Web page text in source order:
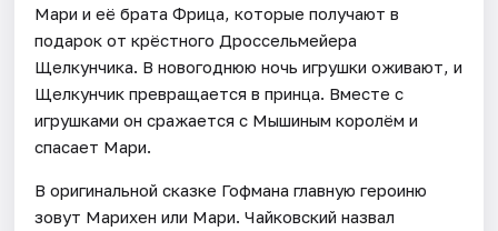
Мари и её брата Фрица, которые получают в
подарок от крёстного Дроссельмейера
Щелкунчика. В новогоднюю ночь игрушки оживают, и
Щелкунчик превращается в принца. Вместе с
игрушками он сражается с Мышиным королём и
спасает Мари.
В оригинальной сказке Гофмана главную героиню
зовут Марихен или Мари. Чайковский назвал